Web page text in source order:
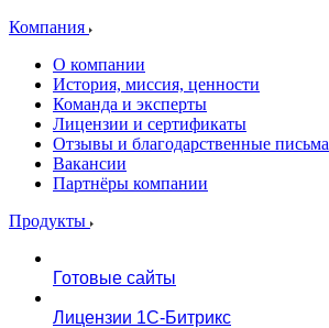
Компания
О компании
История, миссия, ценности
Команда и эксперты
Лицензии и сертификаты
Отзывы и благодарственные письма
Вакансии
Партнёры компании
Продукты
Готовые сайты
Лицензии 1С-Битрикс